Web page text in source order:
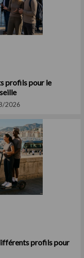
profils pour le
2026
profils pour